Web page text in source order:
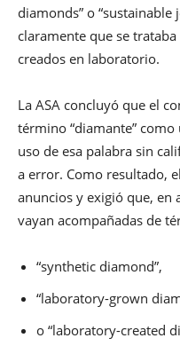
diamonds” o “sustainable
claramente que se
creados en laboratorio.
La ASA concluyó que el
término “diamante”
uso de esa palabra sin
a error. Como resultado,
anuncios y exigió que, en
vayan acompañadas de
“synthetic diamond”,
“laboratory-grown
o “laboratory-created